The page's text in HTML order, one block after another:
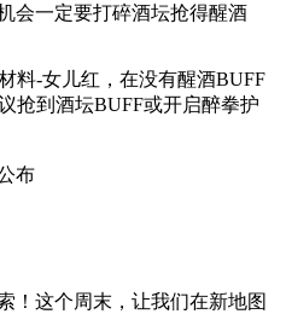
会一定要打碎酒坛抢得醒酒
料-女儿红，在没有醒酒BUFF
抢到酒坛BUFF或开启醉拳护
布
！这个周末，让我们在新地图